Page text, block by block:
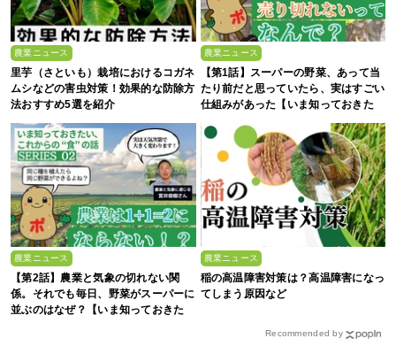
農業ニュース
里芋（さといも）栽培におけるコガネ
ムシなどの害虫対策！効果的な防除方
法おすすめ5選を紹介
農業ニュース
【第1話】スーパーの野菜、あって当
たり前だと思っていたら、実はすごい
仕組みがあった【いま知っておきた
い、これからの”食”の話】
農業ニュース
【第2話】農業と気象の切れない関
係。それでも毎日、野菜がスーパーに
並ぶのはなぜ？【いま知っておきた
農業ニュース
稲の高温障害対策は？高温障害になっ
てしまう原因など
Recommended by